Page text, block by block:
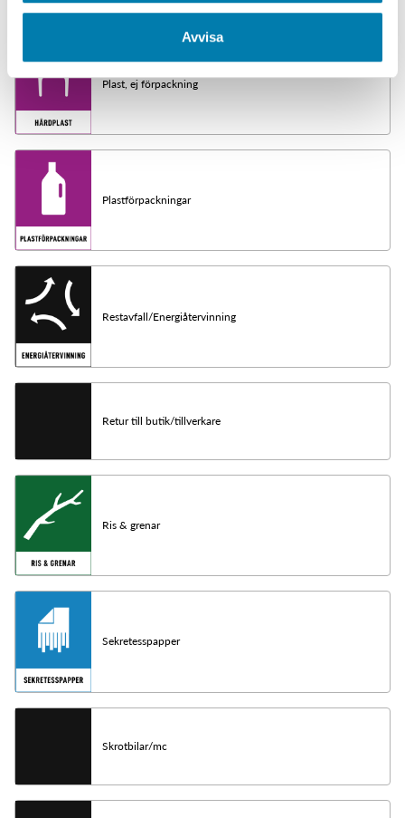
Avvisa
Plast, ej förpackning
Plastförpackningar
Restavfall/Energiåtervinning
Retur till butik/tillverkare
Ris & grenar
Sekretesspapper
Skrotbilar/mc